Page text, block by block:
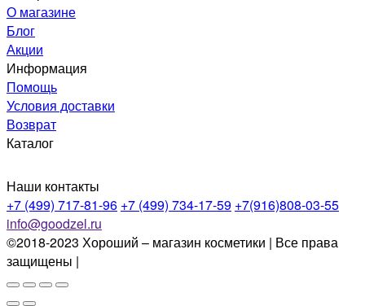
О магазине
Блог
Акции
Информация
Помощь
Условия доставки
Возврат
Каталог
Наши контакты
+7 (499) 717-81-96 +7 (499) 734-17-59 +7(916)808-03-55
info@goodzel.ru
©2018-2023 Хороший – магазин косметики | Все права
защищены |